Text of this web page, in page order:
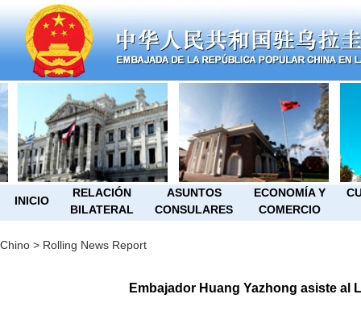
INICIO
RELACIÓN
BILATERAL
ASUNTOS
CONSULARES
ECONOMÍA Y
COMERCIO
Chino > Rolling News Report
Embajador Huang Yazhong asiste al